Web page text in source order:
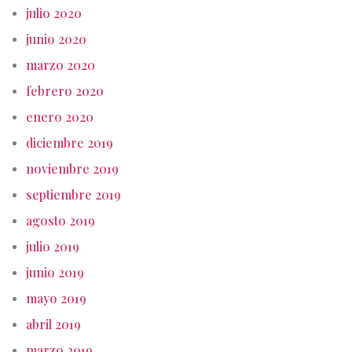
julio 2020
junio 2020
marzo 2020
febrero 2020
enero 2020
diciembre 2019
noviembre 2019
septiembre 2019
agosto 2019
julio 2019
junio 2019
mayo 2019
abril 2019